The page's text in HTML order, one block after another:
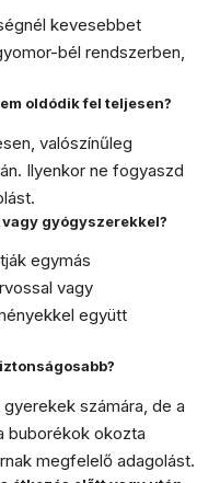
kevesebbet
bél rendszerben,
oldódik fel teljesen?
valószínűleg
Ilyenkor ne fogyaszd
gyógyszerekkel?
egymás
vagy
együtt
számára, de a
buborékok okozta
megfelelő adagolást.